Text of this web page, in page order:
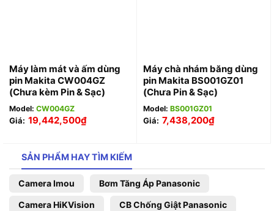
Máy làm mát và ấm dùng
pin Makita CW004GZ
(Chưa kèm Pin & Sạc)
Model: CW004GZ
Giá: 19,442,500₫
Máy chà nhám băng dùng
pin Makita BS001GZ01
(Chưa Pin & Sạc)
Model: BS001GZ01
Giá: 7,438,200₫
SẢN PHẨM HAY TÌM KIẾM
Camera Imou Bơm Tăng Áp Panasonic
Camera HiKVision CB Chống Giật Panasonic